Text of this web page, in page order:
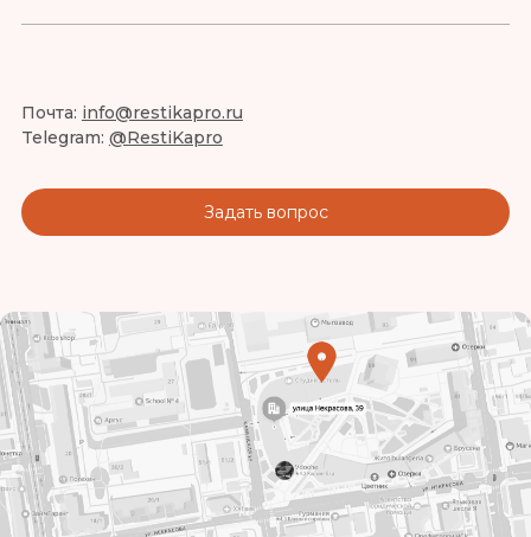
Почта: info@restikapro.ru
Telegram: @RestiKapro
Задать вопрос